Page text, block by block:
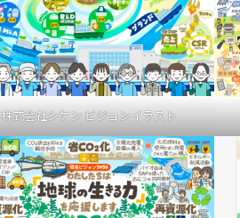
株式会社シケン ビジョンイラスト